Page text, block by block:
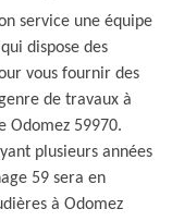
service une équipe
dispose des
vous fournir des
de travaux à
Odomez 59970.
plusieurs années
59 sera en
à Odomez